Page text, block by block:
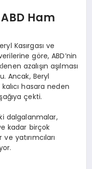
Ham
Kasırgası ve
göre, ABD’nin
azalışın aşılması
Ancak, Beryl
kalıcı hasara neden
çekti.
dalgalanmalar,
kadar birçok
yatırımcıları